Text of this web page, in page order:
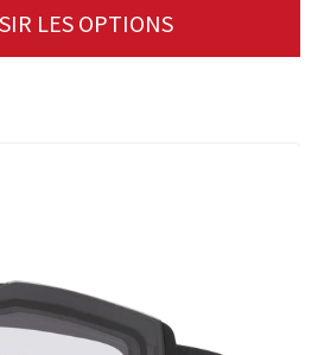
LES OPTIONS